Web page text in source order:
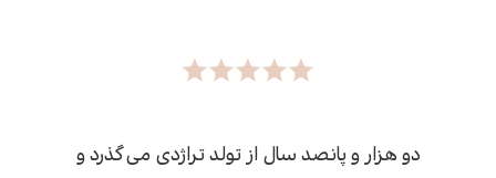
دو هزار و پانصد سال از تولد تراژدی می‌گذرد و